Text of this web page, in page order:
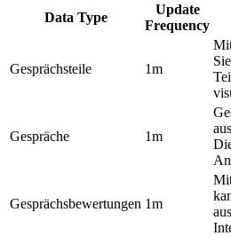
Data Type
Update
Frequency
Gesprächsteile 1m
Gespräche 1m
Gesprächsbewertungen 1m